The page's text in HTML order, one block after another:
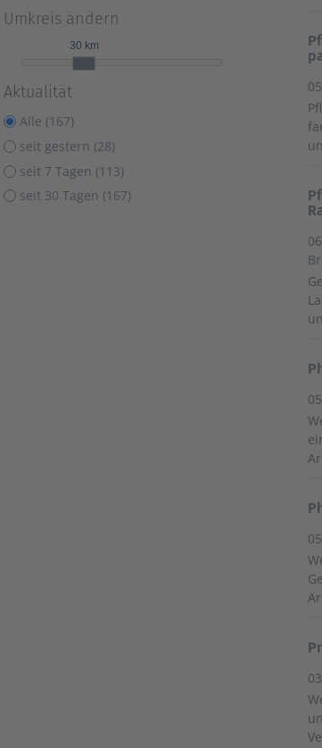
Umkreis ändern
30 km
Aktualität
Alle (167)
seit gestern (28)
seit 7 Tagen (113)
seit 30 Tagen (167)